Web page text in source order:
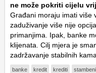
ne može pokriti cijelu
Građani moraju imati više
zaduživanje više nije
primanjima. Ipak, banke
klijenata. Cilj mjera je
zadržavanje stabilnih
banke kredit krediti